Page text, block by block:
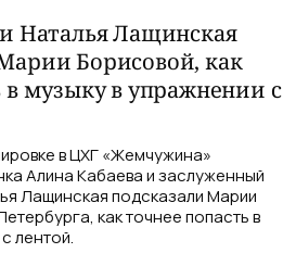
Наталья Лащинская
Борисовой, как
в музыку в упражнении с
в ЦХГ «Жемчужина»
Алина Кабаева и заслуженный
Лащинская подсказали Марии
как точнее попасть в
лентой.